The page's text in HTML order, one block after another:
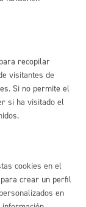
recopilar
visitantes de
Si no permite el
si ha visitado el
cookies en el
crear un perfil
en